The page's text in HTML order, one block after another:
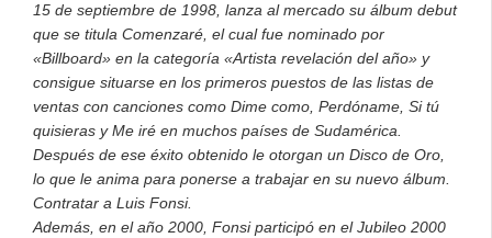
15 de septiembre de 1998, lanza al mercado su álbum debut
que se titula Comenzaré, el cual fue nominado por
«Billboard» en la categoría «Artista revelación del año» y
consigue situarse en los primeros puestos de las listas de
ventas con canciones como Dime como, Perdóname, Si tú
quisieras y Me iré en muchos países de Sudamérica.
Después de ese éxito obtenido le otorgan un Disco de Oro,
lo que le anima para ponerse a trabajar en su nuevo álbum.
Contratar a Luis Fonsi.
Además, en el año 2000, Fonsi participó en el Jubileo 2000